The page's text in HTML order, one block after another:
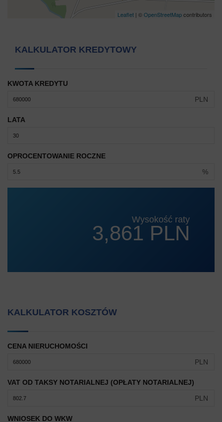
Leaflet | ©OpenStreetMapcontributors
KALKULATOR KREDYTOWY
KWOTA KREDYTU
PLN
LATA
OPROCENTOWANIE ROCZNE
%
Wysokość raty
3,861 PLN
KALKULATOR KOSZTÓW
CENA NIERUCHOMOŚCI
PLN
VAT OD TAKSY NOTARIALNEJ (OPŁATY NOTARIALNEJ)
PLN
WNIOSEK DO WKW